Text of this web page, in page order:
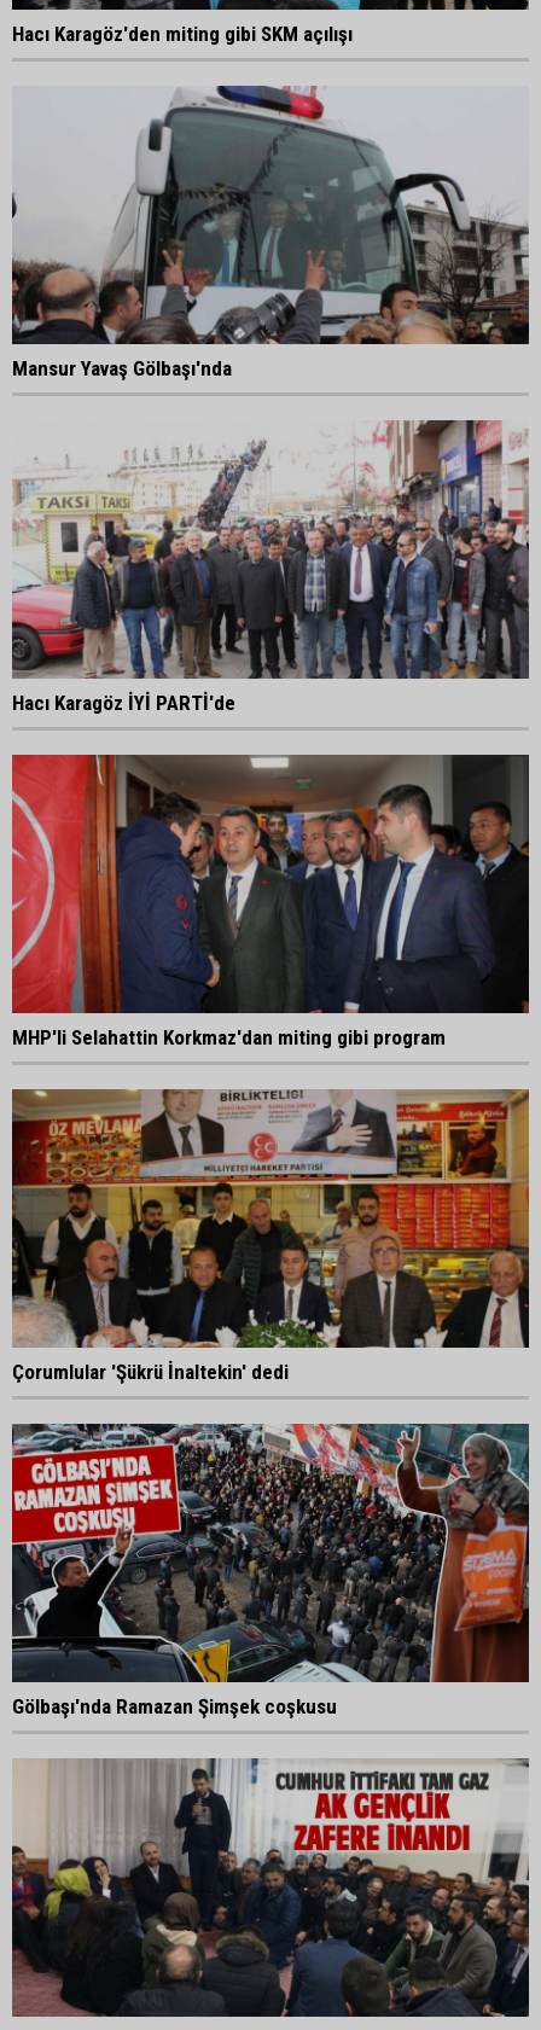
Hacı Karagöz'den miting gibi SKM açılışı
Mansur Yavaş Gölbaşı'nda
Hacı Karagöz İYİ PARTİ'de
MHP'li Selahattin Korkmaz'dan miting gibi program
Çorumlular 'Şükrü İnaltekin' dedi
Gölbaşı'nda Ramazan Şimşek coşkusu